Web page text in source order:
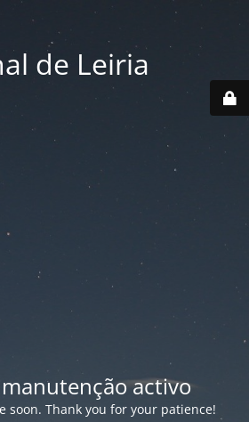
de Leiria
activo
soon. Thank you for your patience!